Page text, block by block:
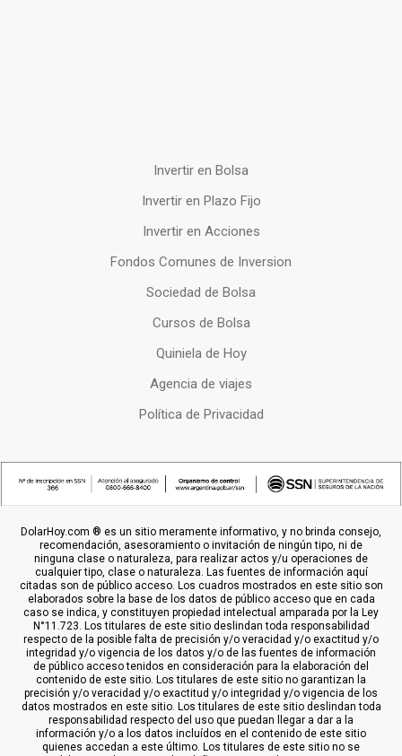
Invertir en Bolsa
Invertir en Plazo Fijo
Invertir en Acciones
Fondos Comunes de Inversion
Sociedad de Bolsa
Cursos de Bolsa
Quiniela de Hoy
Agencia de viajes
Política de Privacidad
DolarHoy.com ® es un sitio meramente informativo, y no brinda consejo,
recomendación, asesoramiento o invitación de ningún tipo, ni de
ninguna clase o naturaleza, para realizar actos y/u operaciones de
cualquier tipo, clase o naturaleza. Las fuentes de información aquí
citadas son de público acceso. Los cuadros mostrados en este sitio son
elaborados sobre la base de los datos de público acceso que en cada
caso se indica, y constituyen propiedad intelectual amparada por la Ley
N°11.723. Los titulares de este sitio deslindan toda responsabilidad
respecto de la posible falta de precisión y/o veracidad y/o exactitud y/o
integridad y/o vigencia de los datos y/o de las fuentes de información
de público acceso tenidos en consideración para la elaboración del
contenido de este sitio. Los titulares de este sitio no garantizan la
precisión y/o veracidad y/o exactitud y/o integridad y/o vigencia de los
datos mostrados en este sitio. Los titulares de este sitio deslindan toda
responsabilidad respecto del uso que puedan llegar a dar a la
información y/o a los datos incluídos en el contenido de este sitio
quienes accedan a este último. Los titulares de este sitio no se